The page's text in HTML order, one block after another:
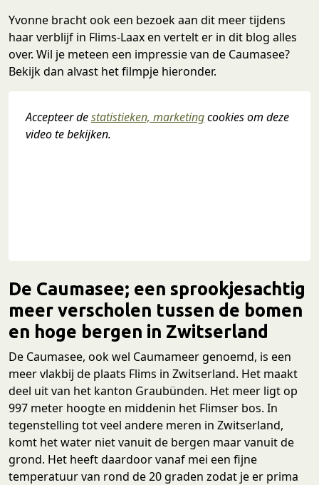
Yvonne bracht ook een bezoek aan dit meer tijdens
haar verblijf in Flims-Laax en vertelt er in dit blog alles
over. Wil je meteen een impressie van de Caumasee?
Bekijk dan alvast het filmpje hieronder.
Accepteer de statistieken, marketing cookies om deze
video te bekijken.
De Caumasee; een sprookjesachtig
meer verscholen tussen de bomen
en hoge bergen in Zwitserland
De Caumasee, ook wel Caumameer genoemd, is een
meer vlakbij de plaats Flims in Zwitserland. Het maakt
deel uit van het kanton Graubünden. Het meer ligt op
997 meter hoogte en middenin het Flimser bos. In
tegenstelling tot veel andere meren in Zwitserland,
komt het water niet vanuit de bergen maar vanuit de
grond. Het heeft daardoor vanaf mei een fijne
temperatuur van rond de 20 graden zodat je er prima